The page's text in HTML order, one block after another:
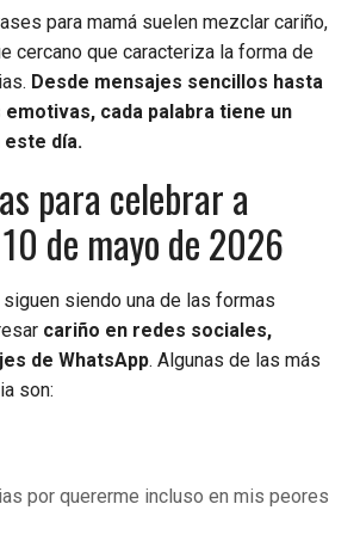
para mamá suelen mezclar cariño,
cercano que caracteriza la forma de
Desde mensajes sencillos hasta
cada palabra tiene un
día.
para celebrar a
de mayo de 2026
siendo una de las formas
cariño en redes sociales,
de WhatsApp. Algunas de las más
son:
por quererme incluso en mis peores